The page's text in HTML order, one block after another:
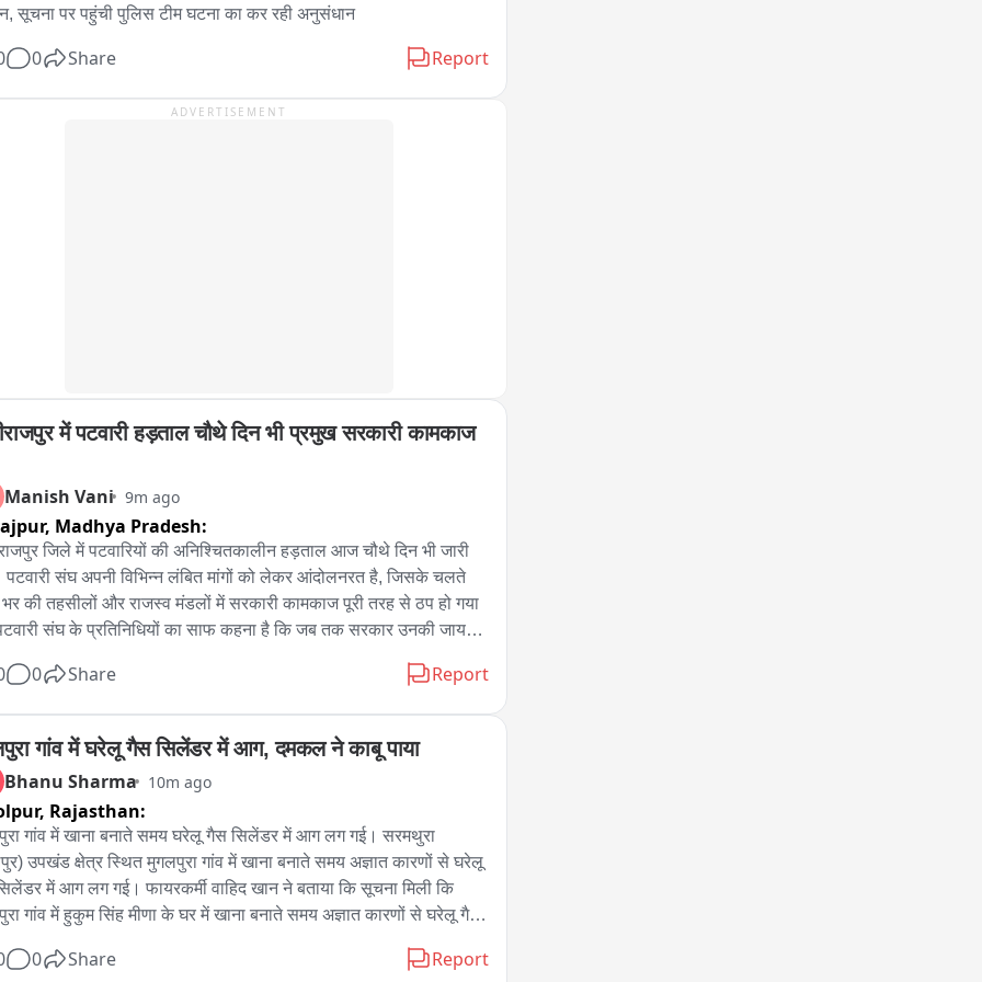
किया है साथ ही साथ उनका कहना है कि इस योजना के तहत अब उनके
भी शहरों की तरह विकसित होंगे ।
सूचना पर पहुंची पुलिस टीम घटना का कर रही अनुसंधान
0 Share Report
ADVERTISEMENT
में पटवारी हड़ताल चौथे दिन भी प्रमुख सरकारी कामकाज
Manish Vani 9m ago
Madhya Pradesh:
जिले में पटवारियों की अनिश्चितकालीन हड़ताल आज चौथे दिन भी जारी
पटवारी संघ अपनी विभिन्न लंबित मांगों को लेकर आंदोलनरत है, जिसके चलते
की तहसीलों और राजस्व मंडलों में सरकारी कामकाज पूरी तरह से ठप हो गया
संघ के प्रतिनिधियों का साफ कहना है कि जब तक सरकार उनकी जायज
0 Share Report
गांव में घरेलू गैस सिलेंडर में आग, दमकल ने काबू पाया
Bhanu Sharma 10m ago
Rajasthan:
गांव में खाना बनाते समय घरेलू गैस सिलेंडर में आग लग गई। सरमथुरा
उपखंड क्षेत्र स्थित मुगलपुरा गांव में खाना बनाते समय अज्ञात कारणों से घरेलू
में आग लग गई। फायरकर्मी वाहिद खान ने बताया कि सूचना मिली कि
गांव में हुकुम सिंह मीणा के घर में खाना बनाते समय अज्ञात कारणों से घरेलू गैस
गया। आग बुझने के बाद ग्रामीणों ने राहत की सांस ली। इस मौके पर वाहिद खान,
0 Share Report